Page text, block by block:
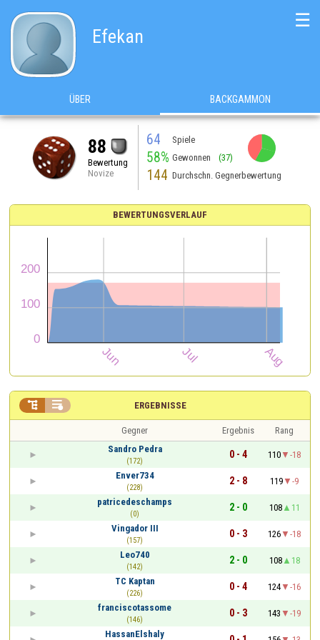
Efekan
☰
ÜBER BACKGAMMON
88
Bewertung
Novize
64 Spiele
58% Gewonnen (37)
144 Durchschn. Gegnerbewertung
BEWERTUNGSVERLAUF
ERGEBNISSE
 
Gegner Ergebnis
Rang
Sandro Pedra
(172)
0 - 4 110
-18
Enver734
(228)
2 - 8 119
-9
patricedeschamps
(0)
2 - 0 108
11
Vingador III
(157)
0 - 3 126
-18
Leo740
(142)
2 - 0 108
18
TC Kaptan
(226)
0 - 4 124
-16
franciscotassome
(146)
0 - 3 143
-19
HassanElshaly